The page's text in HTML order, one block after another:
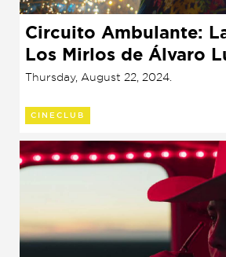
Circuito Ambulante:
Los Mirlos de Álvaro
(2022)
Thursday, August 22, 2024.
CINECLUB